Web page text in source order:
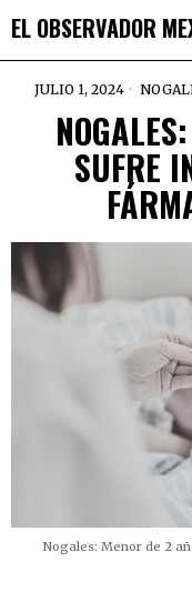
EL OBSERVADOR
JULIO 1, 2024
SUFRE
Nogales: Menor de 2